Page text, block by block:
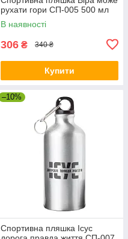
рухати гори СП-005 500 мл
В наявності
306 ₴ 340 ₴
Купити
–10%
Спортивна пляшка Ісус